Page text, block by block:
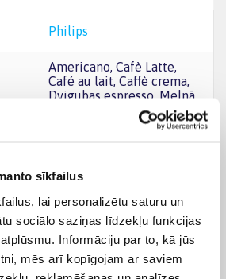
sīkfailus
lai personalizētu saturu un
sociālo saziņas līdzekļu funkcijas
Informāciju par to, kā jūs
mēs arī kopīgojam ar saviem
Philips
Americano, Cafè Latte,
Café au lait, Caffè crema,
Dvigubas espresso, Melnā
kafija, Karštas vanduo,
Latte macchiato, Piena
Keraminės